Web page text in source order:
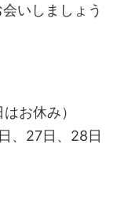
いしましょう
お休み）
、27日、28日